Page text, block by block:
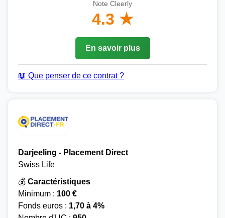
Note Cleerly
4.3 ★
En savoir plus
📖 Que penser de ce contrat ?
Darjeeling - Placement Direct
Swiss Life
💰 Caractéristiques
Minimum : 100 €
Fonds euros : 1,70 à 4%